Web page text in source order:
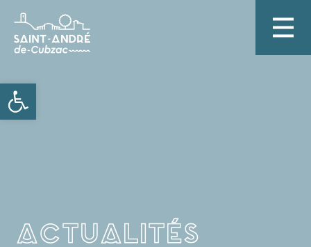
Ouvrir la barre d’outils
Actualités